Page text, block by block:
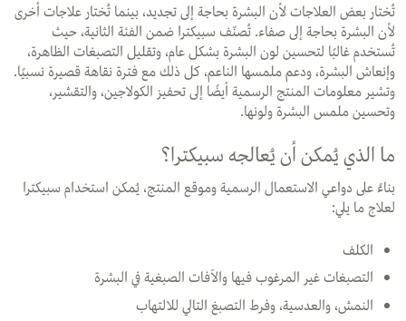
تُختار بعض العلاجات لأن البشرة بحاجة إلى تجديد، بينما تُختار علاجات أخرى
لأن البشرة بحاجة إلى صفاء. تُصنّف سبيكترا ضمن الفئة الثانية، حيث
تُستخدم غالبًا لتحسين لون البشرة بشكل عام، وتقليل التصبغات الظاهرة،
وإنعاش البشرة، ودعم ملمسها الناعم، كل ذلك مع فترة نقاهة قصيرة نسبيًا.
وتشير معلومات المنتج الرسمية أيضًا إلى تحفيز الكولاجين، والتقشير،
وتحسين ملمس البشرة ولونها.
ما الذي يُمكن أن يُعالجه سبيكترا؟
بناءً على دواعي الاستعمال الرسمية وموقع المنتج، يُمكن استخدام سبيكترا
لعلاج ما يلي:
الكلف
التصبغات غير المرغوب فيها والآفات الصبغية في البشرة
النمش، والعدسية، وفرط التصبغ التالي للالتهاب